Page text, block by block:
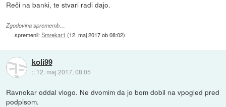
Reči na banki, te stvari radi dajo.
Zgodovina sprememb…
spremenil:Smrekar1 (12. maj 2017 ob 08:02)
koli99
:: 12. maj 2017, 08:05
Ravnokar oddal vlogo. Ne dvomim da jo bom dobil na vpogled pred
podpisom.